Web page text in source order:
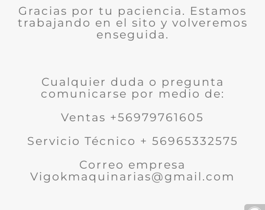
Gracias por tu paciencia. Estamos
trabajando en el sito y volveremos
enseguida.
Cualquier duda o pregunta
comunicarse por medio de:
Ventas +56979761605
Servicio Técnico + 56965332575
Correo empresa
Vigokmaquinarias@gmail.com